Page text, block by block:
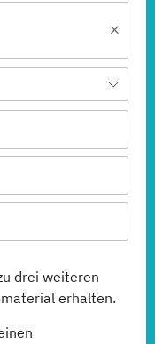
drei weiteren
erhalten.